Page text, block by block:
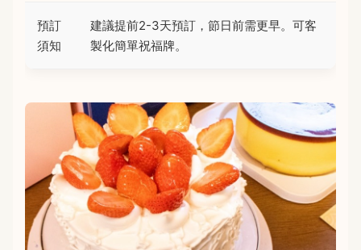
預訂
須知
建議提前2-3天預訂，節日前需更早。可客
製化簡單祝福牌。